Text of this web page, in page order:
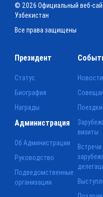
© 2026 Официальный веб-
Узбекистан
Все права защищены
Президент
Статус
Биография
Награды
Новости
визиты
Встречи
Администрация
Об Администрации
Руководство
Подведомственные
организации